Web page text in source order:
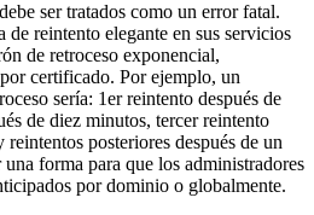
ser tratados como un error fatal.
reintento elegante en sus servicios
de retroceso exponencial,
certificado. Por ejemplo, un
sería: 1er reintento después de
de diez minutos, tercer reintento
posteriores después de un
forma para que los administradores
por dominio o globalmente.